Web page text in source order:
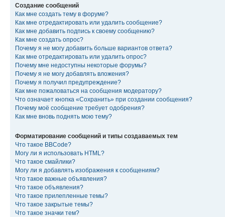
Создание сообщений
Как мне создать тему в форуме?
Как мне отредактировать или удалить сообщение?
Как мне добавить подпись к своему сообщению?
Как мне создать опрос?
Почему я не могу добавить больше вариантов ответа?
Как мне отредактировать или удалить опрос?
Почему мне недоступны некоторые форумы?
Почему я не могу добавлять вложения?
Почему я получил предупреждение?
Как мне пожаловаться на сообщения модератору?
Что означает кнопка «Сохранить» при создании сообщения?
Почему моё сообщение требует одобрения?
Как мне вновь поднять мою тему?
Форматирование сообщений и типы создаваемых тем
Что такое BBCode?
Могу ли я использовать HTML?
Что такое смайлики?
Могу ли я добавлять изображения к сообщениям?
Что такое важные объявления?
Что такое объявления?
Что такое прилепленные темы?
Что такое закрытые темы?
Что такое значки тем?